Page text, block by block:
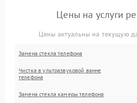
Цены на услуги
Цены актуальны на текущую
Замена стекла телефона
Чистка в ультразвуковой ванне
телефона
Замена стекла камеры телефона